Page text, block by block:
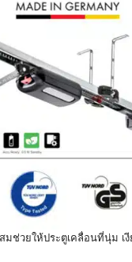
มช่วยให้ประตูเคลื่อนที่นุ่ม เ